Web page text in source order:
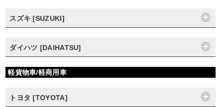
スズキ [SUZUKI]
ダイハツ [DAIHATSU]
軽貨物車/軽商用車
トヨタ [TOYOTA]